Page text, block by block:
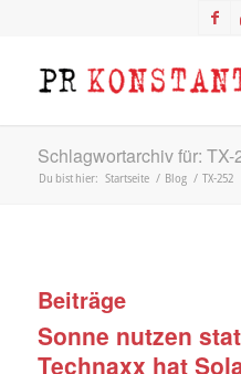
Schlagwortarchiv für: TX-
Du bist hier: Startseite / Blog / TX-252
Beiträge
Sonne nutzen
Technaxx hat